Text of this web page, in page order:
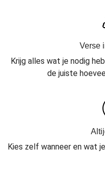
Verse
Krijg alles wat je nodig
de juiste
Kies zelf wanneer en wat